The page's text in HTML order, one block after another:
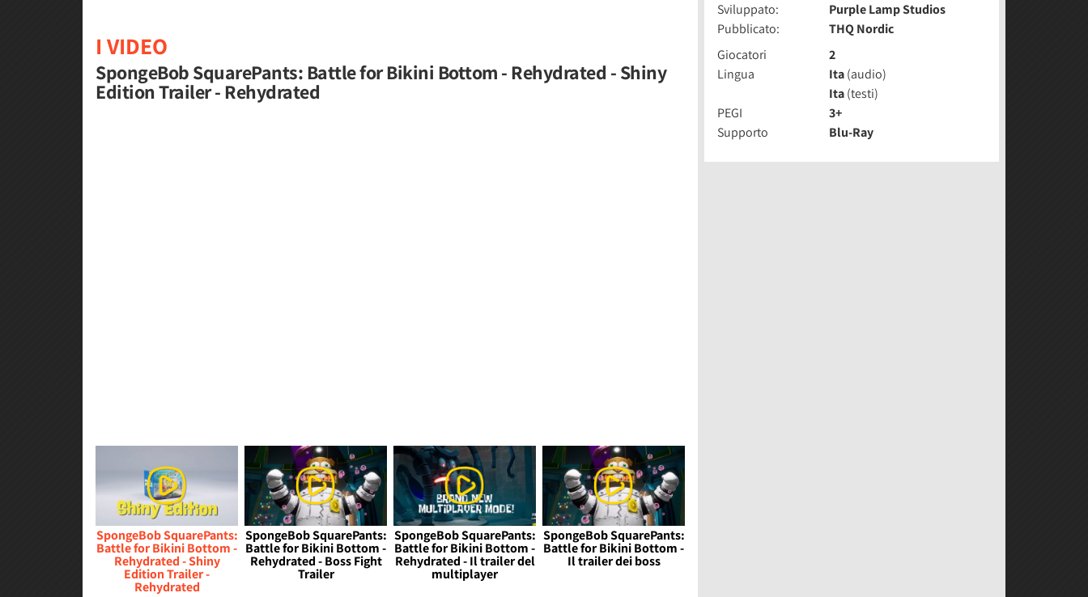
I VIDEO
SpongeBob SquarePants: Battle for Bikini Bottom - Rehydrated - Shiny
Edition Trailer - Rehydrated
SpongeBob SquarePants:
Battle for Bikini Bottom -
Rehydrated - Shiny
Edition Trailer -
Rehydrated
SpongeBob SquarePants:
Battle for Bikini Bottom -
Rehydrated - Boss Fight
Trailer
SpongeBob SquarePants:
Battle for Bikini Bottom -
Rehydrated - Il trailer del
multiplayer
SpongeBob SquarePants:
Battle for Bikini Bottom -
Il trailer dei boss
Sviluppato:
Purple Lamp Studios
Pubblicato:
THQ Nordic
Giocatori
2
Lingua
Ita(audio)
Ita(testi)
PEGI
3+
Supporto
Blu-Ray